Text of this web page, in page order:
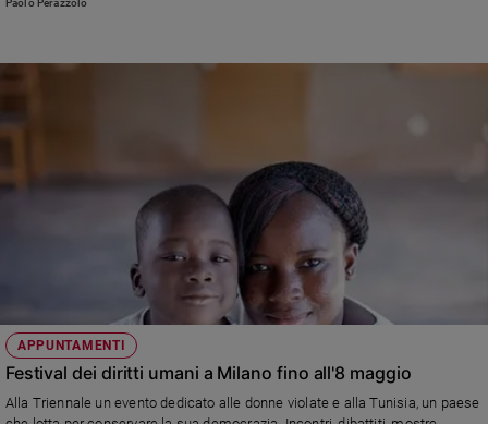
Società
e
valori
Paolo Perazzolo
APPUNTAMENTI
Festival dei diritti umani a Milano fino all'8 maggio
Alla Triennale un evento dedicato alle donne violate e alla Tunisia, un paese